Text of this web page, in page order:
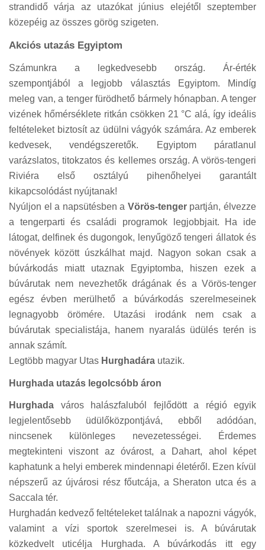
strandidő várja az utazókat június elejétől szeptember
közepéig az összes görög szigeten.
Akciós utazás Egyiptom
Számunkra a legkedvesebb ország. Ár-érték
szempontjából a legjobb választás Egyiptom. Mindíg
meleg van, a tenger fürödhető bármely hónapban. A tenger
vizének hőmérséklete ritkán csökken 21 °C alá, így ideális
feltételeket biztosít az üdülni vágyók számára. Az emberek
kedvesek, vendégszeretők. Egyiptom páratlanul
varázslatos, titokzatos és kellemes ország. A vörös-tengeri
Riviéra első osztályú pihenőhelyei garantált
kikapcsolódást nyújtanak!
Nyúljon el a napsütésben a Vörös-tengerpartján, élvezze
a tengerparti és családi programok legjobbjait. Ha ide
látogat, delfinek és dugongok, lenyűgöző tengeri állatok és
növények között úszkálhat majd. Nagyon sokan csak a
búvárkodás miatt utaznak Egyiptomba, hiszen ezek a
búvárutak nem nevezhetők drágának és a Vörös-tenger
egész évben merülhető a búvárkodás szerelmeseinek
legnagyobb örömére. Utazási irodánk nem csak a
búvárutak specialistája, hanem nyaralás üdülés terén is
annak számít.
Legtöbb magyar Utas Hurghadára utazik.
Hurghada utazás legolcsóbb áron
Hurghada város halászfaluból fejlődött a régió egyik
legjelentősebb üdülőközpontjává, ebből adódóan,
nincsenek különleges nevezetességei. Érdemes
megtekinteni viszont az óvárost, a Dahart, ahol képet
kaphatunk a helyi emberek mindennapi életéről. Ezen kívül
népszerű az újvárosi rész főutcája, a Sheraton utca és a
Saccala tér.
Hurghadán kedvező feltételeket találnak a napozni vágyók,
valamint a vízi sportok szerelmesei is. A búvárutak
közkedvelt uticélja Hurghada. A búvárkodás itt egy